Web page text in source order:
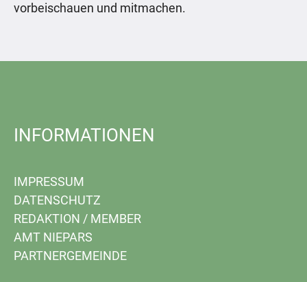
vorbeischauen und mitmachen.
INFORMATIONEN
IMPRESSUM
DATENSCHUTZ
REDAKTION / MEMBER
AMT NIEPARS
PARTNERGEMEINDE